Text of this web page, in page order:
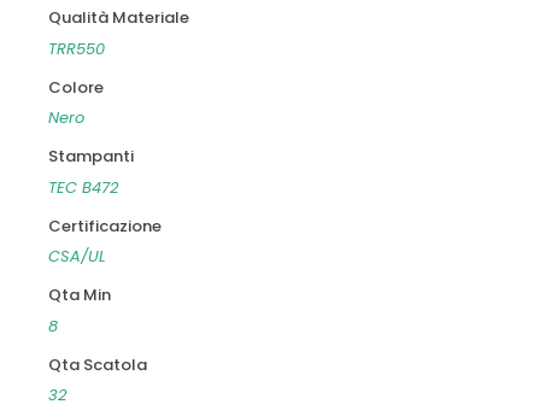
Qualità Materiale
TRR550
Colore
Nero
Stampanti
TEC B472
Certificazione
CSA/UL
Qta Min
8
Qta Scatola
32